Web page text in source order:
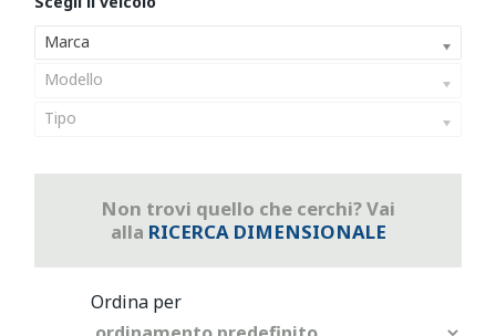
Marca
Modello
Tipo
Non trovi quello che cerchi? Vai
alla RICERCA DIMENSIONALE